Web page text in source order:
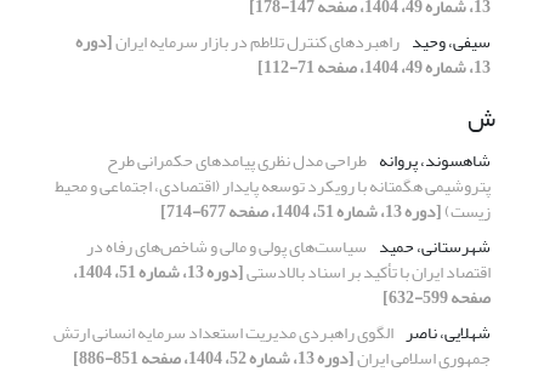
سیفی، وحید راهبردهای کنترل تلاطم در بازار سرمایه ایران[دوره
13، شماره 49، 1404، صفحه 71-112]
ش
شاهسوند، پروانه طراحی مدل نظری پیامدهای حکمرانی طرح
پتروشیمی هگمتانه با رویکرد توسعه پایدار (اقتصادی، اجتماعی و محیط
زیست)[دوره 13، شماره 51، 1404، صفحه 677-714]
شهرستانی، حمید سیاست‌های پولی و مالی و شاخص‌های رفاه در
اقتصاد ایران با تأکید بر اسناد بالادستی [دوره 13، شماره 51، 1404،
صفحه 599-632]
شهلایی، ناصر الگوی راهبردی مدیریت استعداد سرمایه انسانی ارتش
جمهوری اسلامی ایران[دوره 13، شماره 52، 1404، صفحه 851-886]